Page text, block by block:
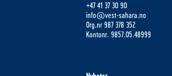
+47 41 37 30 90
info@vest-sahara.no
Org.nr 987 378 352
Kontonr. 9857.05.48999